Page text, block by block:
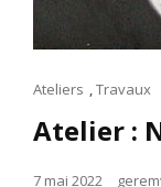
Cat
Ateliers ,Travaux
Atelier :
Posted
7 mai 2022